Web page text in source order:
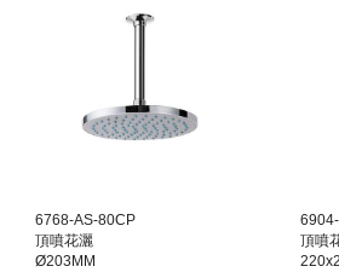
6768-AS-80CP
頂噴花灑
Ø203MM
頂噴